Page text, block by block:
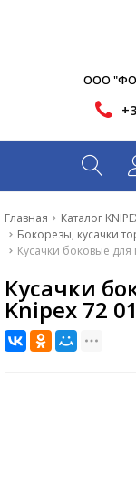
ООО
Главная Каталог
Бокорезы, кусачки
Кусачки боковые для
Кусачки
Knipex 72